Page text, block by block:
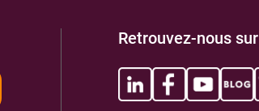
Retrouvez-nous sur